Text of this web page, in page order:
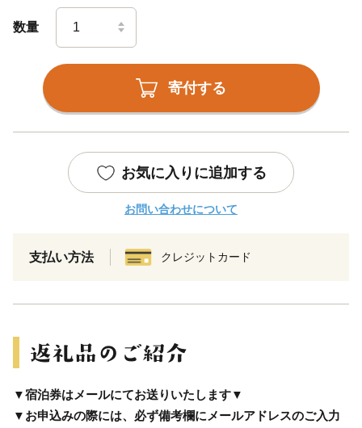
数量
寄付する
お気に入りに追加する
お問い合わせについて
支払い方法 クレジットカード
▼宿泊券はメールにてお送りいたします▼
▼お申込みの際には、必ず備考欄にメールアドレスのご入力